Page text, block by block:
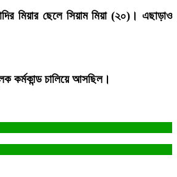
মিয়ার ছেলে সিয়াম মিয়া (২০)। এছাড়াও
কর্মকান্ড চালিয়ে আসছিল।